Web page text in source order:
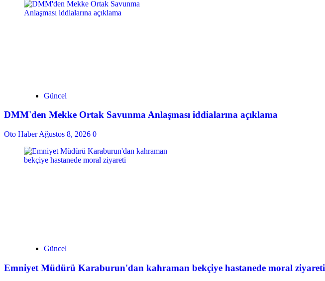
Güncel
DMM'den Mekke Ortak Savunma Anlaşması iddialarına açıklama
Oto HaberAğustos 8, 2026 0
Güncel
Emniyet Müdürü Karaburun'dan kahraman bekçiye hastanede moral ziyareti